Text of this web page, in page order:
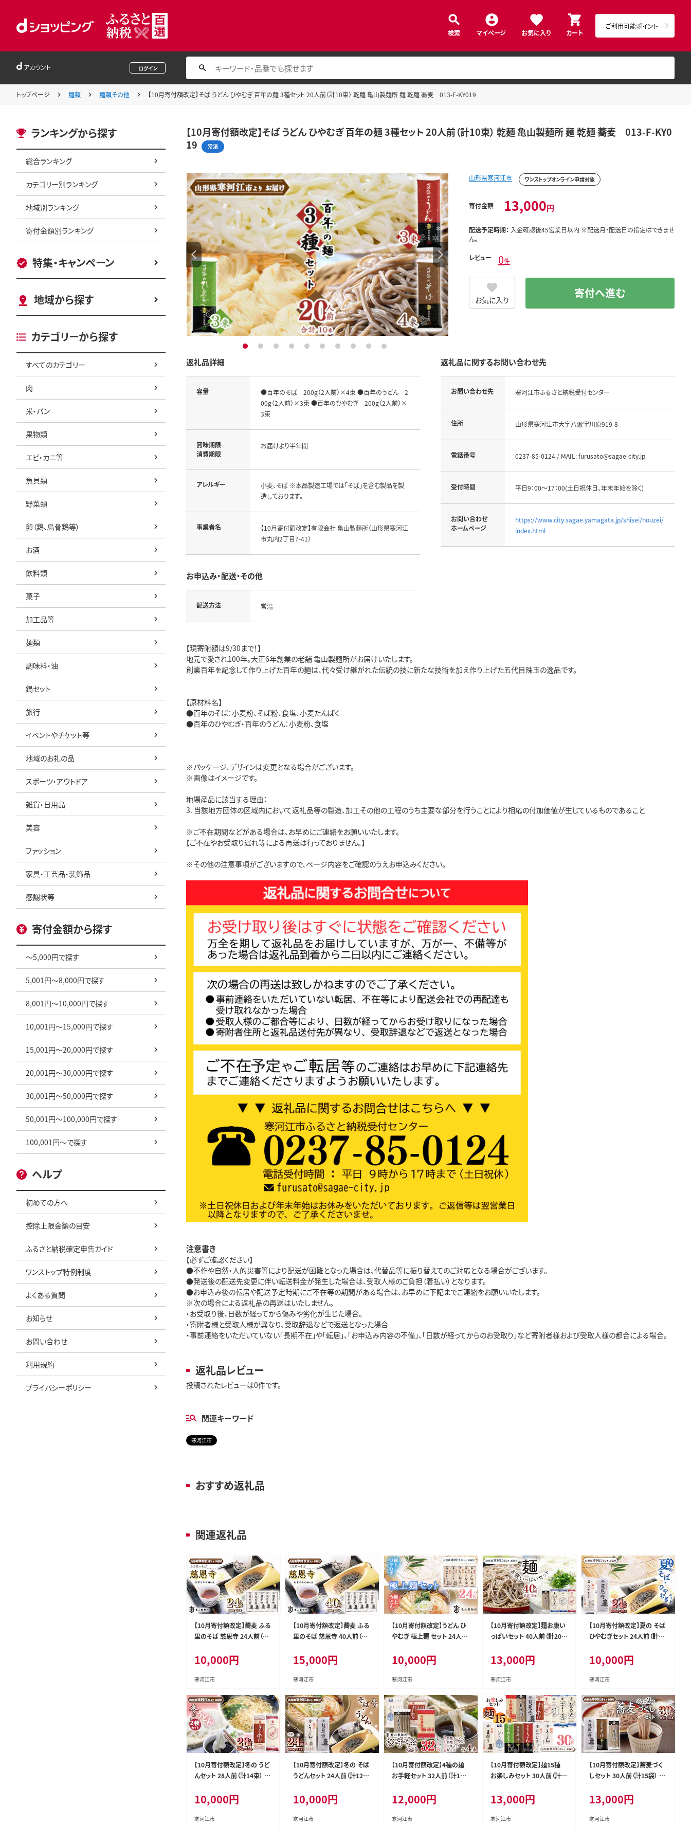
検索 マイページ お気に入り カート
ご利用可能ポイント
アカウント ログイン
トップページ 麺類 麺類その他 【10月寄付額改定】そば うどん ひやむぎ 百年の麺 3種セット 20人前（計10束） 乾麺 亀山製麺所 麺 乾麺 蕎麦 013-F-KY019
ランキングから探す
総合ランキング
カテゴリー別ランキング
地域別ランキング
寄付金額別ランキング
特集・キャンペーン
地域から探す
カテゴリーから探す
すべてのカテゴリー
肉
米・パン
果物類
エビ・カニ等
魚貝類
野菜類
卵（鶏、烏骨鶏等）
お酒
飲料類
菓子
加工品等
麺類
調味料・油
鍋セット
旅行
イベントやチケット等
地域のお礼の品
スポーツ・アウトドア
雑貨・日用品
美容
ファッション
家具・工芸品・装飾品
感謝状等
寄付金額から探す
～5,000円で探す
5,001円～8,000円で探す
8,001円～10,000円で探す
10,001円～15,000円で探す
15,001円～20,000円で探す
20,001円～30,000円で探す
30,001円～50,000円で探す
50,001円～100,000円で探す
100,001円～で探す
ヘルプ
初めての方へ
控除上限金額の目安
ふるさと納税確定申告ガイド
ワンストップ特例制度
よくある質問
お知らせ
お問い合わせ
利用規約
プライバシーポリシー
【10月寄付額改定】そば うどん ひやむぎ 百年の麺 3種セット 20人前（計10束） 乾麺 亀山製麺所 麺 乾麺 蕎麦 013-F-KY0
19
常温
1 2 3 4 5 6 7 8 9 10
山形県寒河江市 ワンストップオンライン申請対象
寄付金額 13,000円
配送予定時期： 入金確認後45営業日以内 ※配送月・配送日の指定はできませ
ん。
レビュー 0件
お気に入り 寄付へ進む
返礼品詳細
容量
●百年のそば 200g（2人前）×4束 ●百年のうどん 2
00g（2人前）×3束 ●百年のひやむぎ 200g（2人前）×
3束
賞味期限
消費期限
お届けより半年間
アレルギー
小麦、そば ※本品製造工場では「そば」を含む製品を製
造しております。
事業者名
【10月寄付額改定】有限会社 亀山製麺所（山形県寒河江
市丸内2丁目7-41）
お申込み・配送・その他
配送方法 常温
返礼品に関するお問い合わせ先
お問い合わせ先 寒河江市ふるさと納税受付センター
住所 山形県寒河江市大字八鍬字川原919-8
電話番号 0237-85-0124 / MAIL: furusato@sagae-city.jp
受付時間 平日9：00～17：00(土日祝休日、年末年始を除く)
お問い合わせ
ホームページ
https://www.city.sagae.yamagata.jp/shisei/nouzei/
index.html
【現寄附額は9/30まで！】
地元で愛され100年。大正6年創業の老舗 亀山製麺所がお届けいたします。
創業百年を記念して作り上げた百年の麺は、代々受け継がれた伝統の技に新たな技術を加え作り上げた五代目珠玉の逸品です。
【原材料名】
●百年のそば：小麦粉、そば粉、食塩、小麦たんぱく
●百年のひやむぎ・百年のうどん：小麦粉、食塩
※パッケージ、デザインは変更となる場合がございます。
※画像はイメージです。
地場産品に該当する理由：
3. 当該地方団体の区域内において返礼品等の製造、加工その他の工程のうち主要な部分を行うことにより相応の付加価値が生じているものであること
※ご不在期間などがある場合は、お早めにご連絡をお願いいたします。
【ご不在やお受取り遅れ等による再送は行っておりません。】
※その他の注意事項がございますので、ページ内容をご確認のうえお申込みください。
注意書き
【必ずご確認ください】
●不作や自然・人的災害等により配送が困難となった場合は、代替品等に振り替えてのご対応となる場合がございます。
●発送後の配送先変更に伴い転送料金が発生した場合は、受取人様のご負担（着払い）となります。
●お申込み後の転居や配送予定時期にご不在等の期間がある場合は、お早めに下記までご連絡をお願いいたします。
※次の場合による返礼品の再送はいたしません。
・お受取り後、日数が経ってから傷みや劣化が生じた場合。
・寄附者様と受取人様が異なり、受取辞退などで返送となった場合
・事前連絡をいただいていない「長期不在」や「転居」、「お申込み内容の不備」、「日数が経ってからのお受取り」など寄附者様および受取人様の都合による場合。
返礼品レビュー
投稿されたレビューは0件です。
関連キーワード
寒河江市
おすすめ返礼品
関連返礼品
【10月寄付額改定】蕎麦 ふる
里のそば 慈恩寺 24人前（12
製麺所 010-F-KY001
10,000円
寒河江市
【10月寄付額改定】蕎麦 ふる
里のそば 慈恩寺 40人前（20
製麺所 015-F-KY003
15,000円
寒河江市
【10月寄付額改定】うどん ひ
やむぎ 極上麺 セット 24人前
ぎ 麺 亀山製麺所 010-F-K
Y004
10,000円
寒河江市
【10月寄付額改定】麺お腹い
っぱいセット 40人前（計20
ん ひやむぎ 麺 亀山製麺所
013-F-KY006
13,000円
寒河江市
【10月寄付額改定】夏の そば
ひやむぎセット 24人前（計12
麺 亀山製麺所 010-F-KY0
10,000円
寒河江市
【10月寄付額改定】冬の うど
んセット 28人前（計14束） 乾
麺所 010-F-KY012
10,000円
寒河江市
【10月寄付額改定】冬の そば
うどんセット 24人前（計12
製麺所 010-F-KY014
10,000円
寒河江市
【10月寄付額改定】4種の麺
お手軽セット 32人前（計16
蕎麦 そうめん きしめん 中華
そば 012-F-KY016
12,000円
寒河江市
【10月寄付額改定】麺15種
お楽しみセット 30人前（計1
麺 そば うどん そうめん 01
3-F-KY017
13,000円
寒河江市
【10月寄付額改定】蕎麦づく
しセット 30人前（計15袋） そ
乾麺 蕎麦 そば 013-F-KY0
13,000円
寒河江市